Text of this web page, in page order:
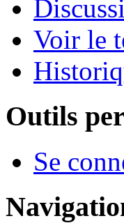
Voir le
Outils
Se